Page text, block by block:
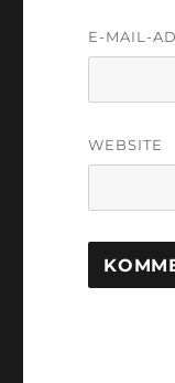
E-MAIL-
WEBSITE